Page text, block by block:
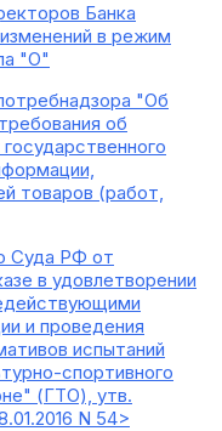
Банка
в режим
"О"
"Об
об
товаров (работ,
Суда РФ от
в удовлетворении
и проведения
испытаний
спортивного
(ГТО), утв.
N 54>